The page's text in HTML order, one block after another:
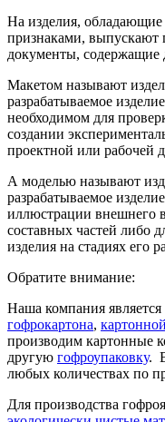
На изделия,
признаками, выпускают
документы, содержащие
Макетом называют
разрабатываемое
необходимом для
создании
проектной или рабочей
А моделью называют
разрабатываемое
иллюстрации внешнего
составных частей либо
изделия на стадиях его
Обратите внимание:
Наша компания
гофрокартона,
производим картонные
другую гофроупаковку.
любых количествах по
Для производства